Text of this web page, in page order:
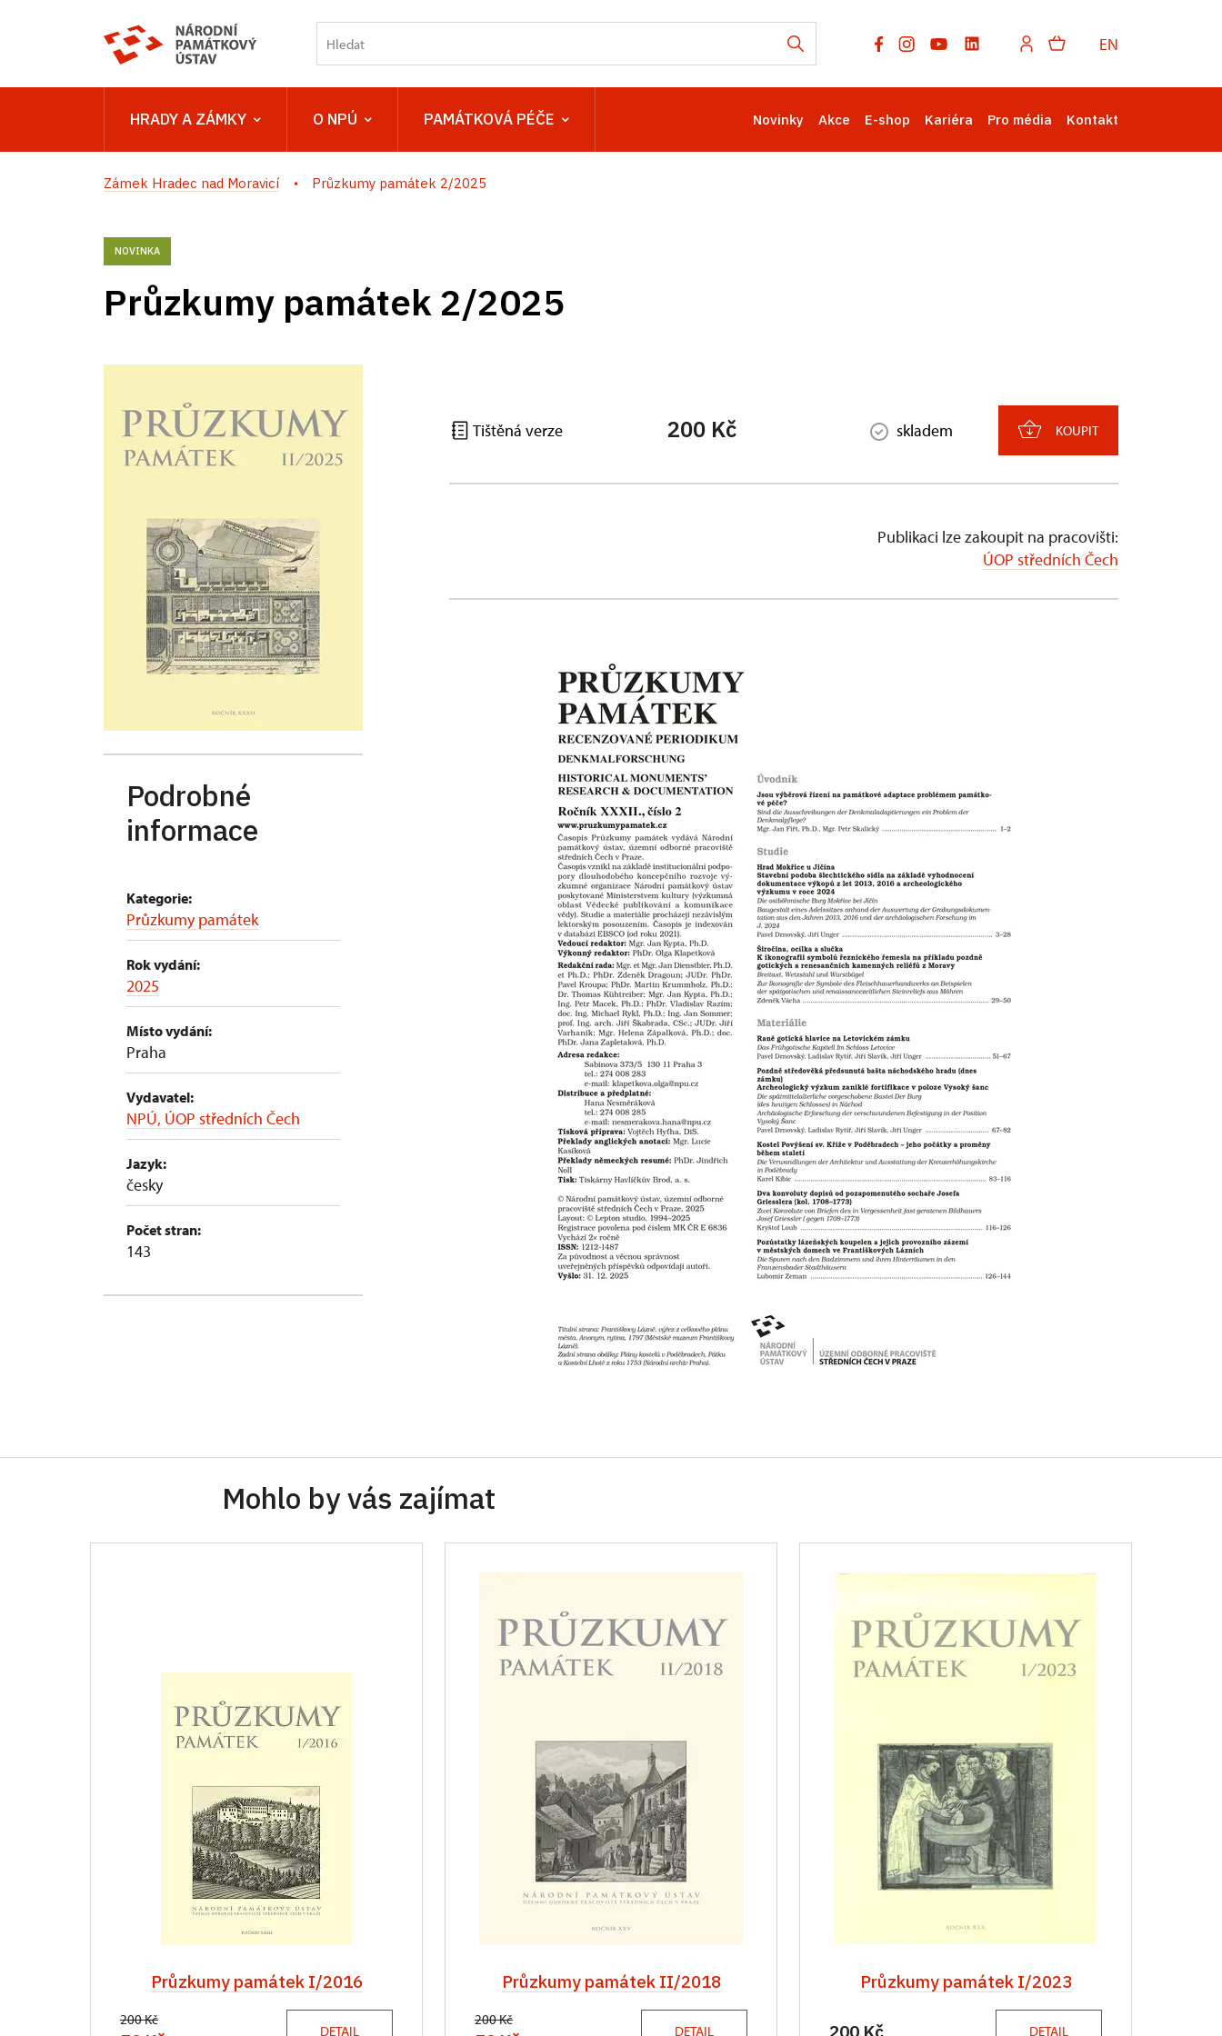
EN
HRADY A ZÁMKY O NPÚ PAMÁTKOVÁ PÉČE Novinky Akce E-shop Kariéra Pro média Kontakt
Zámek Hradec nad Moravicí Průzkumy památek 2/2025
NOVINKA
Průzkumy památek 2/2025
Podrobné
informace
Kategorie:
Průzkumy památek
Rok vydání:
2025
Místo vydání:
Praha
Vydavatel:
NPÚ, ÚOP středních Čech
Jazyk:
česky
Počet stran:
143
Tištěná verze 200 Kč skladem KOUPIT
Publikaci lze zakoupit na pracovišti:
ÚOP středních Čech
Mohlo by vás zajímat
Průzkumy památek I/2016
200 Kč
DETAIL
Průzkumy památek II/2018
200 Kč
DETAIL
Průzkumy památek I/2023
200 Kč DETAIL